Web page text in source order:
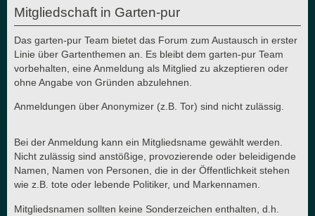
Mitgliedschaft in Garten-pur
Das garten-pur Team bietet das Forum zum Austausch in erster
Linie über Gartenthemen an. Es bleibt dem garten-pur Team
vorbehalten, eine Anmeldung als Mitglied zu akzeptieren oder
ohne Angabe von Gründen abzulehnen.
Anmeldungen über Anonymizer (z.B. Tor) sind nicht zulässig.
Bei der Anmeldung kann ein Mitgliedsname gewählt werden.
Nicht zulässig sind anstößige, provozierende oder beleidigende
Namen, Namen von Personen, die in der Öffentlichkeit stehen
wie z.B. tote oder lebende Politiker, und Markennamen.
Mitgliedsnamen sollten keine Sonderzeichen enthalten, d.h.